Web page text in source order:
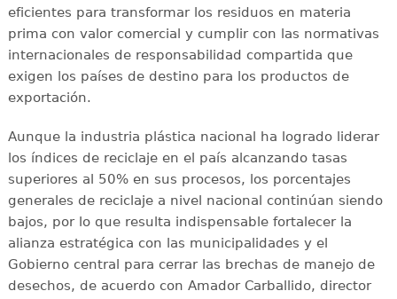
eficientes para transformar los residuos en materia
prima con valor comercial y cumplir con las normativas
internacionales de responsabilidad compartida que
exigen los países de destino para los productos de
exportación.
Aunque la industria plástica nacional ha logrado liderar
los índices de reciclaje en el país alcanzando tasas
superiores al 50% en sus procesos, los porcentajes
generales de reciclaje a nivel nacional continúan siendo
bajos, por lo que resulta indispensable fortalecer la
alianza estratégica con las municipalidades y el
Gobierno central para cerrar las brechas de manejo de
desechos, de acuerdo con Amador Carballido, director